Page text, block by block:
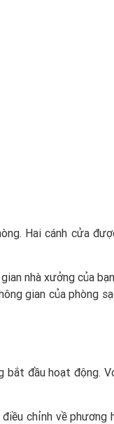
Hai cánh cửa
nhà xưởng của
gian của phòng
bắt đầu hoạt động.
chỉnh về phương